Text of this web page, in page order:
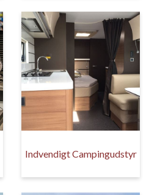
Indvendigt Campingudstyr